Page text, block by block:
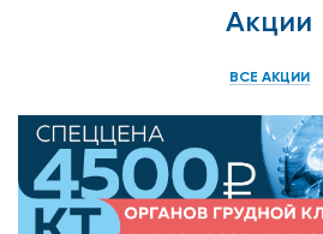
Акции
ВСЕ АКЦИИ